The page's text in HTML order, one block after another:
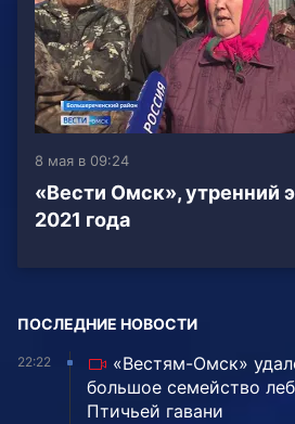
8 мая в 09:24
«Вести Омск», утренний
2021 года
ПОСЛЕДНИЕ НОВОСТИ
22:22
«Вестям-Омск»
большое семейство
Птичьей гавани